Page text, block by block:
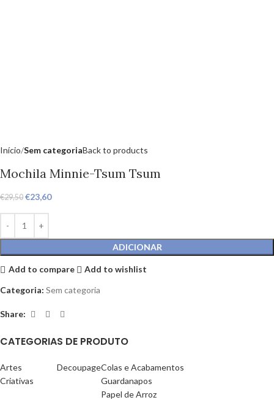
Início Sem categoriaBack to products
Mochila Minnie-Tsum Tsum
€29,50 €23,60
ADICIONAR
Add to compare
Add to wishlist
Categoria: Sem categoria
Share:
CATEGORIAS DE PRODUTO
Artes
Criativas
DecoupageColas e Acabamentos
Guardanapos
Papel de Arroz